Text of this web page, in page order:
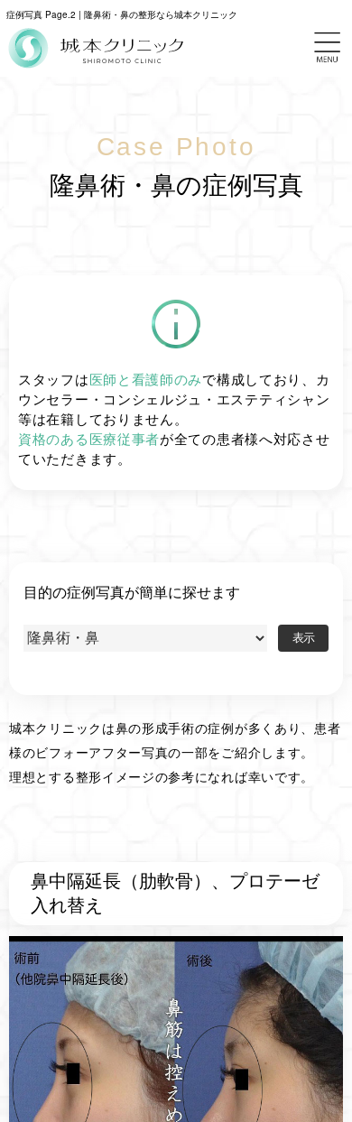
症例写真 Page.2 | 隆鼻術・鼻の整形なら城本クリニック
Case Photo
隆鼻術・鼻の症例写真
スタッフは医師と看護師のみで構成しており、カ
ウンセラー・コンシェルジュ・エステティシャン
等は在籍しておりません。
資格のある医療従事者が全ての患者様へ対応させ
ていただきます。
目的の症例写真が簡単に探せます
城本クリニックは鼻の形成手術の症例が多くあり、患者
様のビフォーアフター写真の一部をご紹介します。
理想とする整形イメージの参考になれば幸いです。
鼻中隔延長（肋軟骨）、プロテーゼ
入れ替え